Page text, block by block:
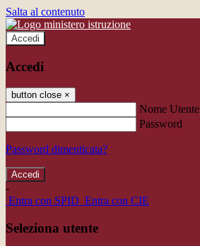
Salta al contenuto
Accedi
Accedi
button close ×
Nome Utente
Password
Password dimenticata?
-
Entra con SPID Entra con CIE
Seleziona utente